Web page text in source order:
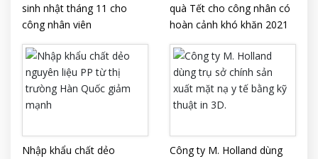
sinh nhật tháng 11 cho
công nhân viên
quà Tết cho công nhân có
hoàn cảnh khó khăn 2021
​Nhập khẩu chất dẻo
Công ty M. Holland dùng